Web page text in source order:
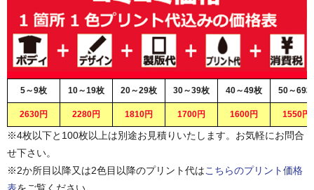
5～9枚 10～19枚 20～29枚 30～39枚 40～49枚 50～69枚
2630円 2280円 1810円 1700円 1600円 1550円
※4枚以下と100枚以上は別途お見積りいたします。お気軽にお問合
せ下さい。
※2か所目以降又は2色目以降のプリント代はこちらのプリント価格